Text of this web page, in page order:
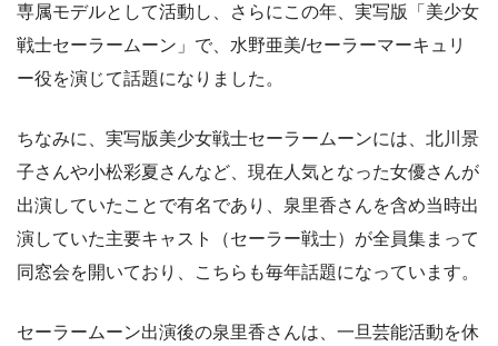
専属モデルとして活動し、さらにこの年、実写版「美少女
戦士セーラームーン」で、水野亜美/セーラーマーキュリ
ー役を演じて話題になりました。
ちなみに、実写版美少女戦士セーラームーンには、北川景
子さんや小松彩夏さんなど、現在人気となった女優さんが
出演していたことで有名であり、泉里香さんを含め当時出
演していた主要キャスト（セーラー戦士）が全員集まって
同窓会を開いており、こちらも毎年話題になっています。
セーラームーン出演後の泉里香さんは、一旦芸能活動を休